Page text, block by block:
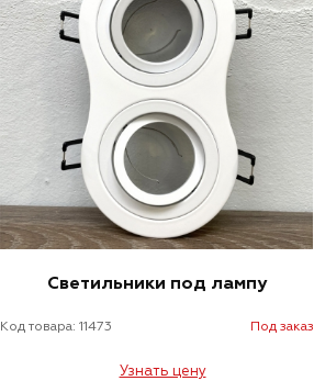
Светильники под лампу
Код товара: 11473 Под заказ
Узнать цену